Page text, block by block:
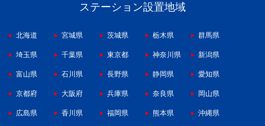
ステーション設置地域
北海道 宮城県 茨城県 栃木県 群馬県
埼玉県 千葉県 東京都 神奈川県 新潟県
富山県 石川県 長野県 静岡県 愛知県
京都府 大阪府 兵庫県 奈良県 岡山県
広島県 香川県 福岡県 熊本県 沖縄県